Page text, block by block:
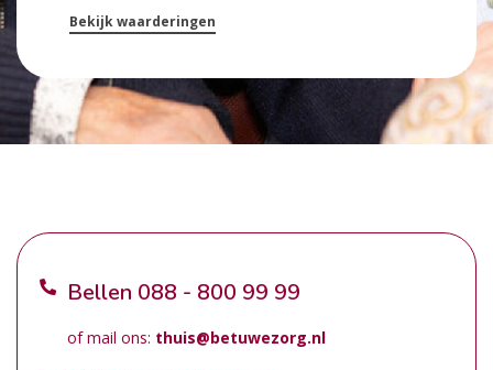
Bekijk waarderingen
Bellen 088 - 800 99 99
of mail ons: thuis@betuwezorg.nl